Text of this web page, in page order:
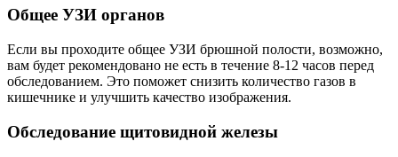
Общее УЗИ органов
Если вы проходите общее УЗИ брюшной полости, возможно,
вам будет рекомендовано не есть в течение 8-12 часов перед
обследованием. Это поможет снизить количество газов в
кишечнике и улучшить качество изображения.
Обследование щитовидной железы